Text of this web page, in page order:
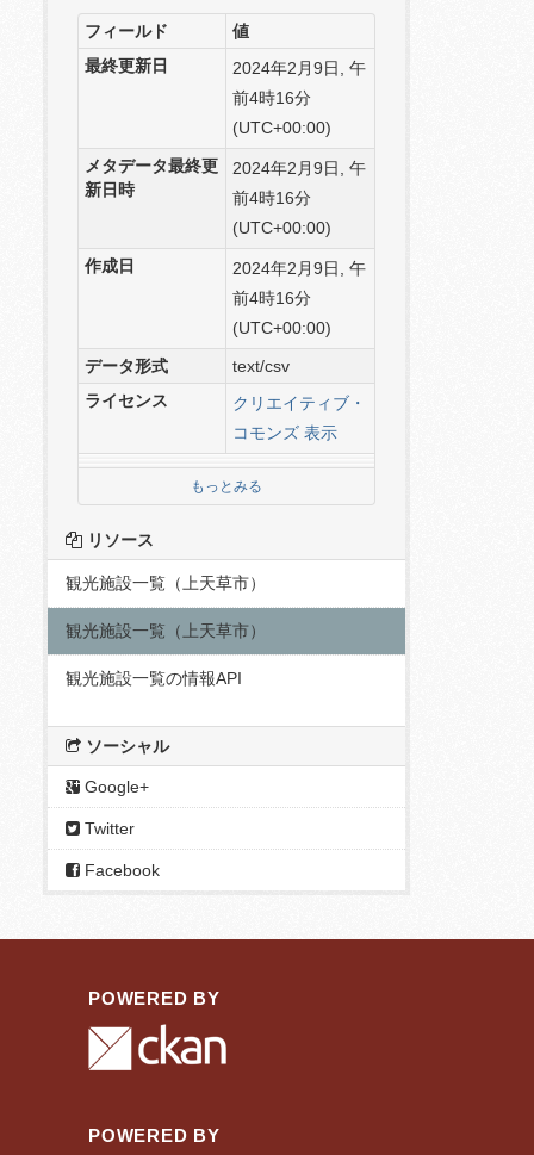
フィールド
値
最終更新日
2024年2月9日, 午
前4時16分
(UTC+00:00)
メタデータ最終更
新日時
2024年2月9日, 午
前4時16分
(UTC+00:00)
作成日
2024年2月9日, 午
前4時16分
(UTC+00:00)
データ形式
text/csv
ライセンス
クリエイティブ・
コモンズ 表示
もっとみる
リソース
観光施設一覧（上天草市）
観光施設一覧（上天草市）
観光施設一覧の情報API
ソーシャル
Google+
Twitter
Facebook
POWERED BY
POWERED BY